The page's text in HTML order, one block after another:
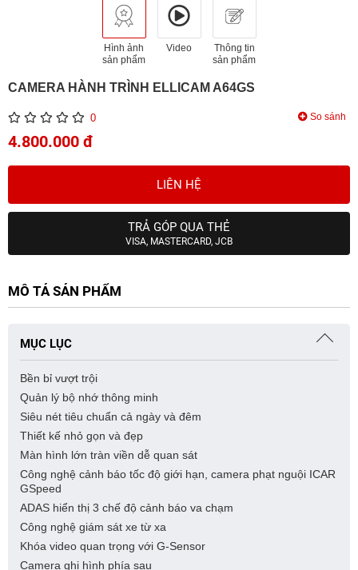
Hình ảnh
sản phẩm
Video
Thông tin
sản phẩm
CAMERA HÀNH TRÌNH ELLICAM A64GS
0 So sánh
4.800.000 đ
LIÊN HỆ
TRẢ GÓP QUA THẺ
VISA, MASTERCARD, JCB
MÔ TẢ SẢN PHẨM
MỤC LỤC
Bền bỉ vượt trội
Quản lý bộ nhớ thông minh
Siêu nét tiêu chuẩn cả ngày và đêm
Thiết kế nhỏ gọn và đẹp
Màn hình lớn tràn viền dễ quan sát
Công nghệ cảnh báo tốc độ giới hạn, camera phạt nguội ICAR
GSpeed
ADAS hiển thị 3 chế độ cảnh báo va chạm
Công nghệ giám sát xe từ xa
Khóa video quan trọng với G-Sensor
Camera ghi hình phía sau